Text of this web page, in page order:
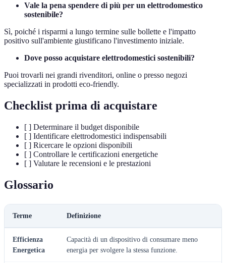
Vale la pena spendere di più per un elettrodomestico
sostenibile?
Sì, poiché i risparmi a lungo termine sulle bollette e l'impatto
positivo sull'ambiente giustificano l'investimento iniziale.
Dove posso acquistare elettrodomestici sostenibili?
Puoi trovarli nei grandi rivenditori, online o presso negozi
specializzati in prodotti eco-friendly.
Checklist prima di acquistare
[ ] Determinare il budget disponibile
[ ] Identificare elettrodomestici indispensabili
[ ] Ricercare le opzioni disponibili
[ ] Controllare le certificazioni energetiche
[ ] Valutare le recensioni e le prestazioni
Glossario
Terme Definizione
Efficienza
Energetica
Capacità di un dispositivo di consumare meno
energia per svolgere la stessa funzione.